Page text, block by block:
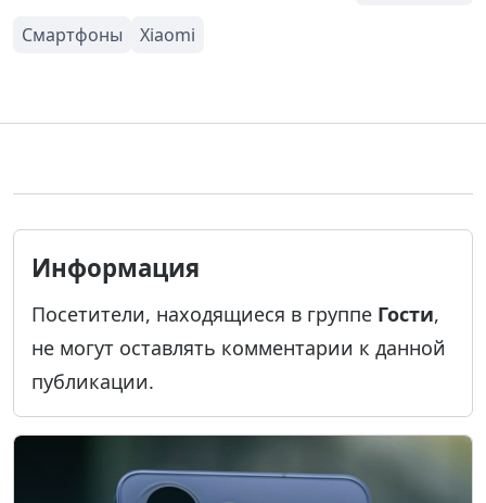
Информация
Посетители, находящиеся в группе Гости,
не могут оставлять комментарии к данной
публикации.